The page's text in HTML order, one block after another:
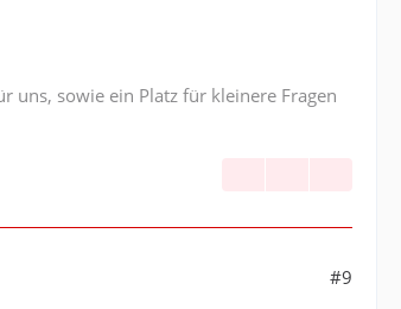
uns, sowie ein Platz für kleinere Fragen
#9